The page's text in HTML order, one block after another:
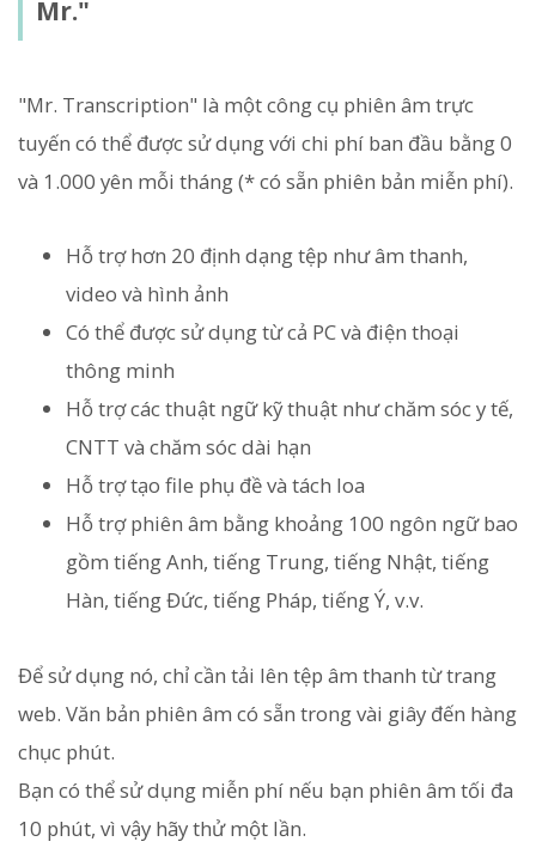
Mr."
"Mr. Transcription" là một công cụ phiên âm trực
tuyến có thể được sử dụng với chi phí ban đầu bằng 0
và 1.000 yên mỗi tháng (* có sẵn phiên bản miễn phí).
Hỗ trợ hơn 20 định dạng tệp như âm thanh,
video và hình ảnh
Có thể được sử dụng từ cả PC và điện thoại
thông minh
Hỗ trợ các thuật ngữ kỹ thuật như chăm sóc y tế,
CNTT và chăm sóc dài hạn
Hỗ trợ tạo file phụ đề và tách loa
Hỗ trợ phiên âm bằng khoảng 100 ngôn ngữ bao
gồm tiếng Anh, tiếng Trung, tiếng Nhật, tiếng
Hàn, tiếng Đức, tiếng Pháp, tiếng Ý, v.v.
Để sử dụng nó, chỉ cần tải lên tệp âm thanh từ trang
web. Văn bản phiên âm có sẵn trong vài giây đến hàng
chục phút.
Bạn có thể sử dụng miễn phí nếu bạn phiên âm tối đa
10 phút, vì vậy hãy thử một lần.